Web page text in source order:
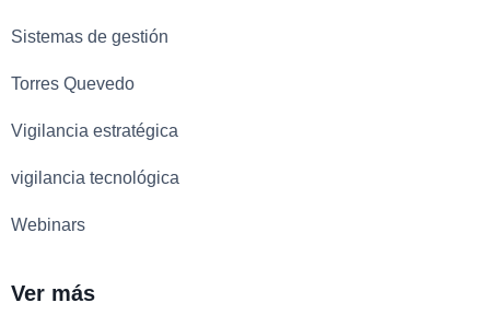
Sistemas de gestión
Torres Quevedo
Vigilancia estratégica
vigilancia tecnológica
Webinars
Ver más